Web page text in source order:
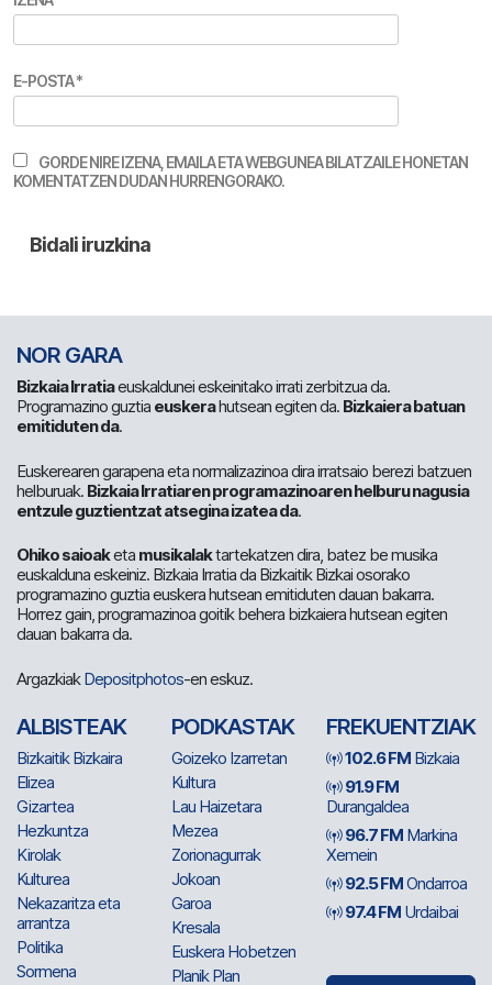
E-POSTA*
GORDE NIRE IZENA, EMAILA ETA WEBGUNEA BILATZAILE HONETAN
KOMENTATZEN DUDAN HURRENGORAKO.
NOR GARA
Bizkaia Irratiaeuskaldunei eskeinitako irrati zerbitzua da.
Programazino guztia euskerahutsean egiten da. Bizkaiera batuan
emitiduten da.
Euskerearen garapena eta normalizazinoa dira irratsaio berezi batzuen
helburuak. Bizkaia Irratiaren programazinoaren helburu nagusia
entzule guztientzat atsegina izatea da.
Ohiko saioaketa musikalaktartekatzen dira, batez be musika
euskalduna eskeiniz. Bizkaia Irratia da Bizkaitik Bizkai osorako
programazino guztia euskera hutsean emitiduten dauan bakarra.
Horrez gain, programazinoa goitik behera bizkaiera hutsean egiten
dauan bakarra da.
ArgazkiakDepositphotos-en eskuz.
ALBISTEAK
Bizkaitik Bizkaira
Elizea
Gizartea
Hezkuntza
Kirolak
Kulturea
Nekazaritza eta
arrantza
Politika
Sormena
PODKASTAK
Goizeko Izarretan
Kultura
Lau Haizetara
Mezea
Zorionagurrak
Jokoan
Garoa
Kresala
Euskera Hobetzen
Planik Plan
FREKUENTZIAK
102.6 FM Bizkaia
91.9 FM
Durangaldea
96.7 FM Markina
Xemein
92.5 FMOndarroa
97.4 FM Urdaibai